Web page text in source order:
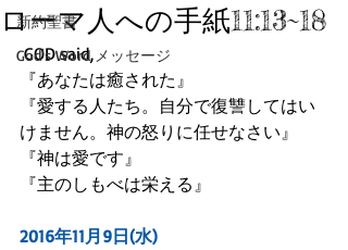
新約聖書
God's Word メッセージ
ローマ人への手紙11:13~18
GOD said,
『あなたは癒された』
『愛する人たち。自分で復讐してはい
けません。神の怒りに任せなさい』
『神は愛です』
『主のしもべは栄える』
2016年11月9日(水)